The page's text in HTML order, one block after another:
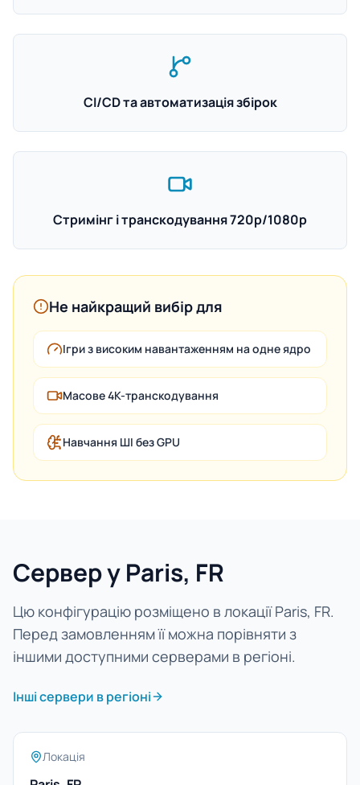
CI/CD та автоматизація збірок
Стримінг і транскодування 720p/1080p
Не найкращий вибір для
Ігри з високим навантаженням на одне ядро
Масове 4K-транскодування
Навчання ШІ без GPU
Сервер у Paris, FR
Цю конфігурацію розміщено в локації Paris, FR.
Перед замовленням її можна порівняти з
іншими доступними серверами в регіоні.
Інші сервери в регіоні
Локація